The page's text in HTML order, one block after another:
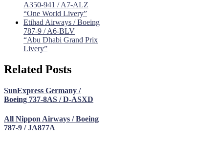
A350-941 / A7-ALZ
“One World Livery”
Etihad Airways / Boeing
787-9 / A6-BLV
“Abu Dhabi Grand Prix
Livery”
Related Posts
SunExpress Germany /
Boeing 737-8AS / D-ASXD
All Nippon Airways / Boeing
787-9 / JA877A